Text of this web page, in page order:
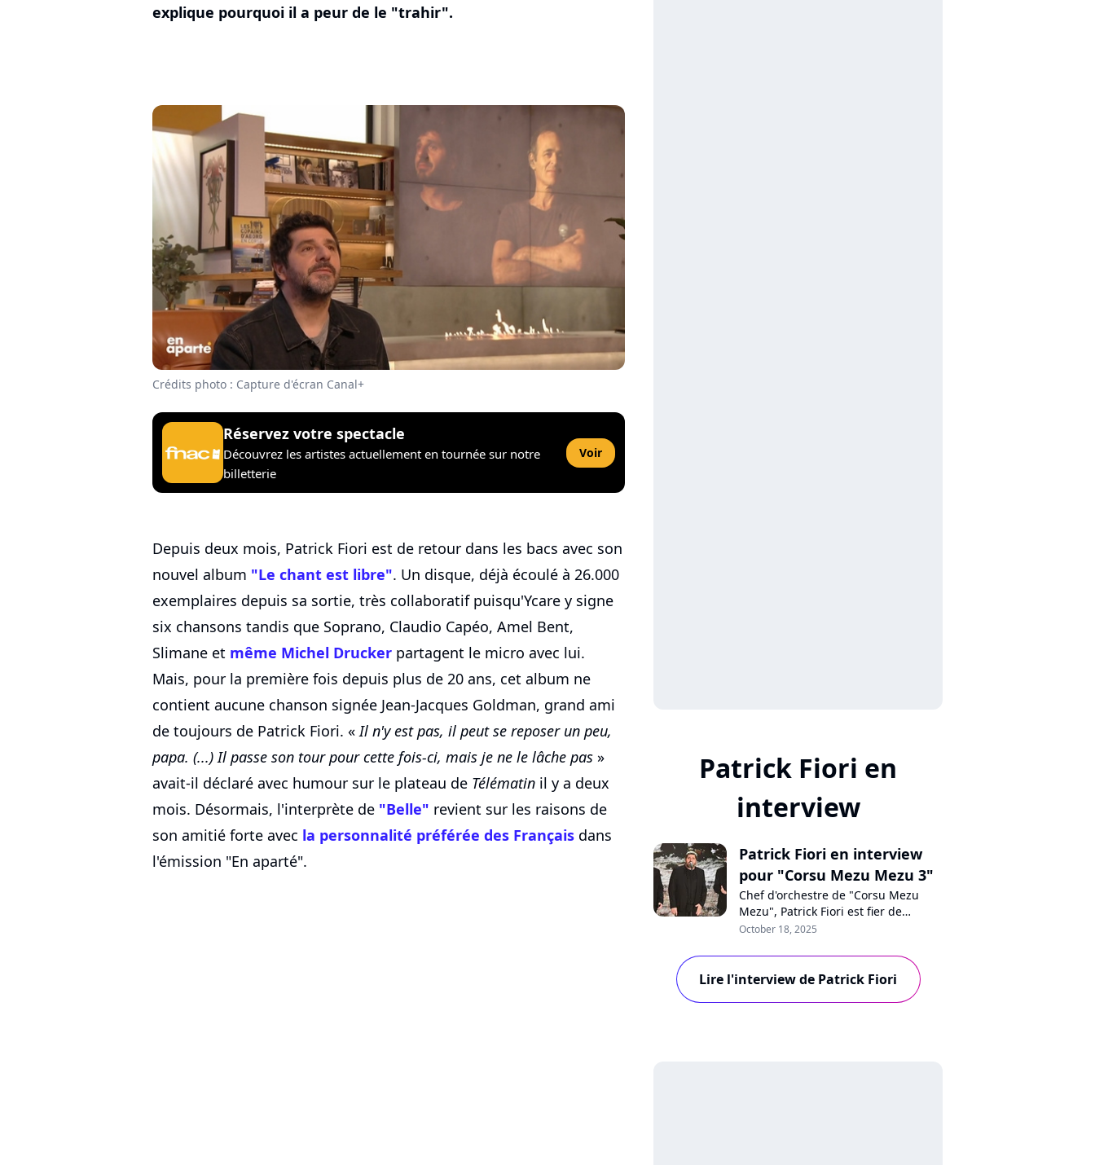
explique pourquoi il a peur de le "trahir".
Crédits photo : Capture d'écran Canal+
Réservez votre spectacle
Découvrez les artistes actuellement en tournée sur notre
billetterie
Voir
Depuis deux mois, Patrick Fiori est de retour dans les bacs avec son
nouvel album "Le chant est libre". Un disque, déjà écoulé à 26.000
exemplaires depuis sa sortie, très collaboratif puisqu'Ycare y signe
six chansons tandis que Soprano, Claudio Capéo, Amel Bent,
Slimane et même Michel Drucker partagent le micro avec lui.
Mais, pour la première fois depuis plus de 20 ans, cet album ne
contient aucune chanson signée Jean-Jacques Goldman, grand ami
de toujours de Patrick Fiori. «Il n'y est pas, il peut se reposer un peu,
papa. (...) Il passe son tour pour cette fois-ci, mais je ne le lâche pas »
avait-il déclaré avec humour sur le plateau de Télématin il y a deux
mois. Désormais, l'interprète de "Belle" revient sur les raisons de
son amitié forte avec la personnalité préférée des Français dans
l'émission "En aparté".
Patrick Fiori en
interview
Patrick Fiori en interview
pour "Corsu Mezu Mezu 3"
Chef d'orchestre de "Corsu Mezu
Mezu", Patrick Fiori est fier de
défendre deux projets d'envergure
Beauté : le volume 3 de son projet
musical et un concert géant prévu à
Marseille en 2026. Accompagné de
October 18, 2025
Lire l'interview de Patrick Fiori